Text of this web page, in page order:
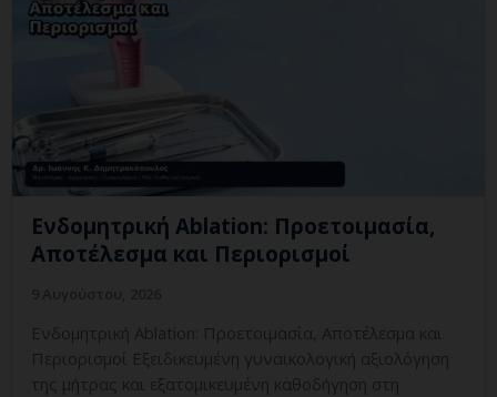
Ενδομητρική Ablation: Προετοιμασία,
Αποτέλεσμα και Περιορισμοί
Ενδομητρική Ablation: Προετοιμασία, Αποτέλεσμα και
Περιορισμοί Εξειδικευμένη γυναικολογική αξιολόγηση
της μήτρας και εξατομικευμένη καθοδήγηση στη